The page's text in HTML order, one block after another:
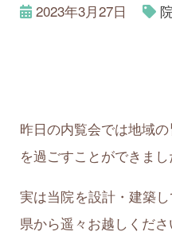
2023年3月27日
昨日の内覧会では地域
を過ごすことができま
実は当院を設計・建築
県から遥々お越しくださ